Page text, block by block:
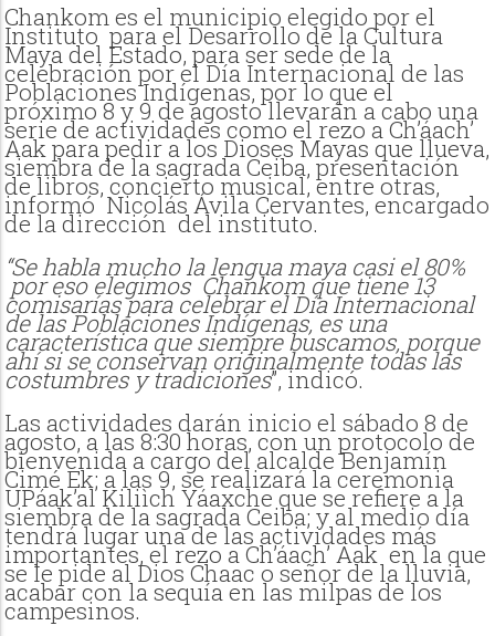
Chankom es el municipio elegido por el
Instituto para el Desarrollo de la Cultura
Maya del Estado, para ser sede de la
celebración por el Día Internacional de las
Poblaciones Indígenas, por lo que el
próximo 8 y 9 de agosto llevarán a cabo una
serie de actividades como el rezo a Ch’áach’
Aak para pedir a los Dioses Mayas que llueva,
siembra de la sagrada Ceiba, presentación
de libros, concierto musical, entre otras,
informó Nicolás Ávila Cervantes, encargado
de la dirección del instituto.
“Se habla mucho la lengua maya casi el 80%
por eso elegimos Chankom que tiene 13
comisarías para celebrar el Día Internacional
de las Poblaciones Indígenas, es una
característica que siempre buscamos, porque
ahí si se conservan originalmente todas las
costumbres y tradiciones”, indicó.
Las actividades darán inicio el sábado 8 de
agosto, a las 8:30 horas, con un protocolo de
bienvenida a cargo del alcalde Benjamín
Cimé Ek; a las 9, se realizará la ceremonia
UPáak’al Kiliìch Yáaxche que se refiere a la
siembra de la sagrada Ceiba; y al medio día
tendrá lugar una de las actividades más
importantes, el rezo a Ch’áach’ Aak en la que
se le pide al Dios Chaac o señor de la lluvia,
acabar con la sequía en las milpas de los
campesinos.